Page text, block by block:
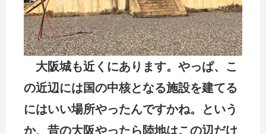
大阪城も近くにあります。やっぱ、こ
の近辺には国の中核となる施設を建てる
にはいい場所やったんですかね。という
か、昔の大阪やったら陸地はこの辺だけ